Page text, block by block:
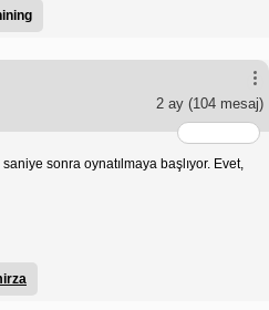
2 ay (104 mesaj)
sonra oynatılmaya başlıyor. Evet,